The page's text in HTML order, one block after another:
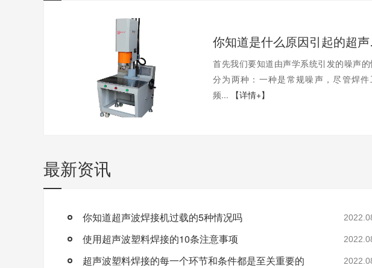
你
首先我们要知道由声学系统引发的噪声
分为两种：一种是常规噪声，尽管焊件
频...
【详情+】
最新资讯
你知道超声波焊接机过载的5种情况吗
使用超声波塑料焊接的10条注意事项
超声波塑料焊接的每一个环节和条件都是至关重要的